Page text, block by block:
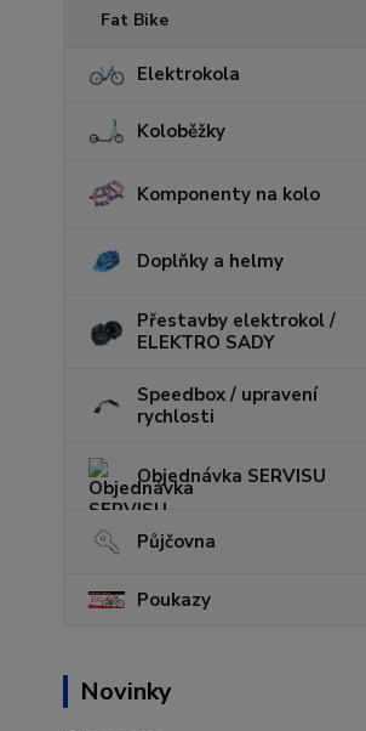
Fat Bike
Elektrokola
Koloběžky
Komponenty na kolo
Doplňky a helmy
Přestavby elektrokol /
ELEKTRO SADY
Speedbox / upravení
rychlosti
Objednávka SERVISU
Půjčovna
Poukazy
Novinky